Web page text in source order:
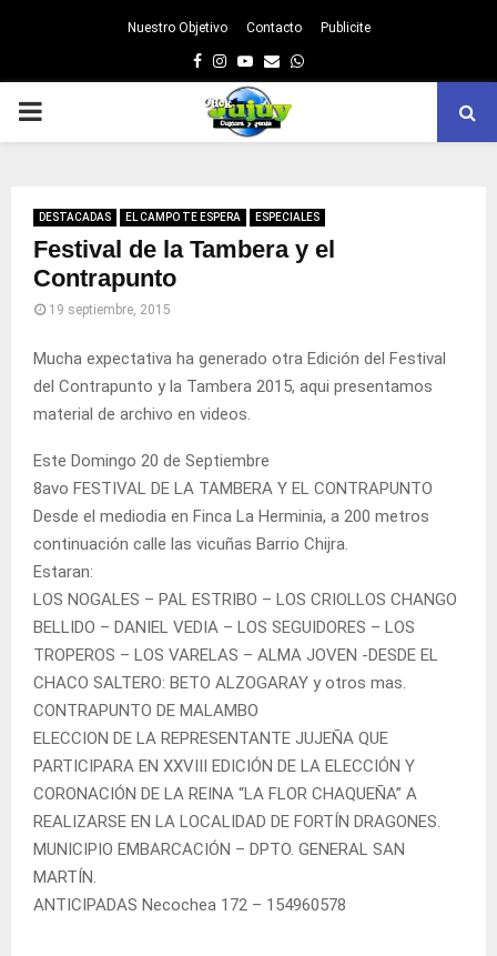
Nuestro Objetivo Contacto Publicite
Facebook
Instagram
Youtube
EmailWhatsapp
PRIMARY
DESTACADAS EL CAMPO TE ESPERA ESPECIALES
Festival de la Tambera y el
Contrapunto
19 septiembre, 2015
Mucha expectativa ha generado otra Edición del Festival
del Contrapunto y la Tambera 2015, aqui presentamos
material de archivo en videos.
Este Domingo 20 de Septiembre
8avo FESTIVAL DE LA TAMBERA Y EL CONTRAPUNTO
Desde el mediodia en Finca La Herminia, a 200 metros
continuación calle las vicuñas Barrio Chijra.
Estaran:
LOS NOGALES – PAL ESTRIBO – LOS CRIOLLOS CHANGO
BELLIDO – DANIEL VEDIA – LOS SEGUIDORES – LOS
TROPEROS – LOS VARELAS – ALMA JOVEN -DESDE EL
CHACO SALTERO: BETO ALZOGARAY y otros mas.
CONTRAPUNTO DE MALAMBO
ELECCION DE LA REPRESENTANTE JUJEÑA QUE
PARTICIPARA EN XXVIII EDICIÓN DE LA ELECCIÓN Y
CORONACIÓN DE LA REINA “LA FLOR CHAQUEÑA” A
REALIZARSE EN LA LOCALIDAD DE FORTÍN DRAGONES.
MUNICIPIO EMBARCACIÓN – DPTO. GENERAL SAN
MARTÍN.
ANTICIPADAS Necochea 172 – 154960578